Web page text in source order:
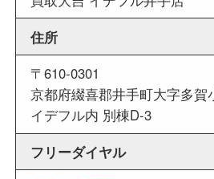
商品査定中の外出も出来
せていただくことも可能で